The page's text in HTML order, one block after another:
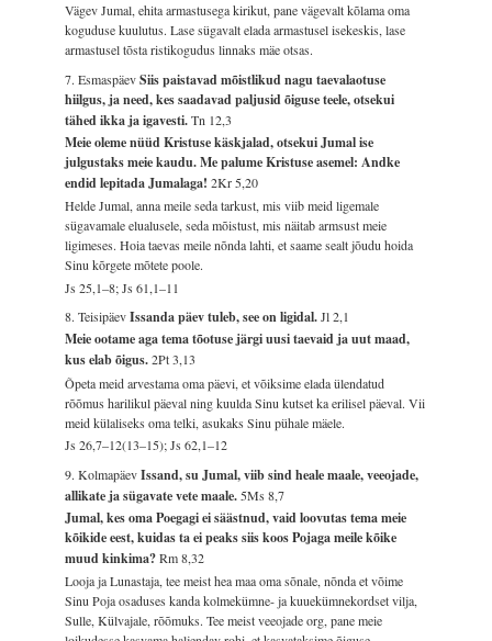
Vägev Jumal, ehita armastusega kirikut, pane vägevalt kõlama oma
koguduse kuulutus. Lase sügavalt elada armastusel isekeskis, lase
armastusel tõsta ristikogudus linnaks mäe otsas.
7. EsmaspäevSiis paistavad mõistlikud nagu taevalaotuse
hiilgus, ja need, kes saadavad paljusid õiguse teele, otsekui
tähed ikka ja igavesti.Tn 12,3
Meie oleme nüüd Kristuse käskjalad, otsekui Jumal ise
julgustaks meie kaudu. Me palume Kristuse asemel: Andke
endid lepitada Jumalaga!2Kr 5,20
Helde Jumal, anna meile seda tarkust, mis viib meid ligemale
sügavamale elualusele, seda mõistust, mis näitab armsust meie
ligimeses. Hoia taevas meile nõnda lahti, et saame sealt jõudu hoida
Sinu kõrgete mõtete poole.
Js 25,1–8; Js 61,1–11
8. TeisipäevIssanda päev tuleb, see on ligidal.Jl 2,1
Meie ootame aga tema tõotuse järgi uusi taevaid ja uut maad,
kus elab õigus.2Pt 3,13
Õpeta meid arvestama oma päevi, et võiksime elada ülendatud
rõõmus harilikul päeval ning kuulda Sinu kutset ka erilisel päeval. Vii
meid külaliseks oma telki, asukaks Sinu pühale mäele.
Js 26,7–12(13–15); Js 62,1–12
9. KolmapäevIssand, su Jumal, viib sind heale maale, veeojade,
allikate ja sügavate vete maale.5Ms 8,7
Jumal, kes oma Poegagi ei säästnud, vaid loovutas tema meie
kõikide eest, kuidas ta ei peaks siis koos Pojaga meile kõike
muud kinkima?Rm 8,32
Looja ja Lunastaja, tee meist hea maa oma sõnale, nõnda et võime
Sinu Poja osaduses kanda kolmekümne- ja kuuekümnekordset vilja,
Sulle, Külvajale, rõõmuks. Tee meist veeojade org, pane meie